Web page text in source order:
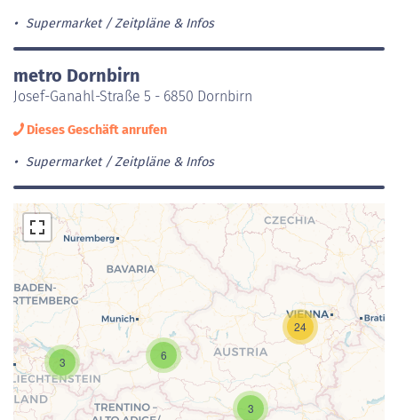
Supermarket Zeitpläne & Infos
metro Dornbirn
Josef-Ganahl-Straße 5 - 6850 Dornbirn
Dieses Geschäft anrufen
Supermarket Zeitpläne & Infos
Laden der Karte...
3
3
6
24